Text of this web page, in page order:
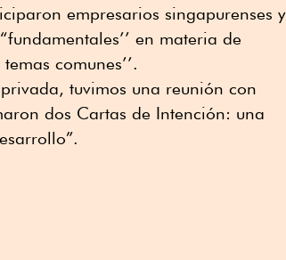
empresarios singapurenses y
en materia de
comunes’’.
tuvimos una reunión con
dos Cartas de Intención: una